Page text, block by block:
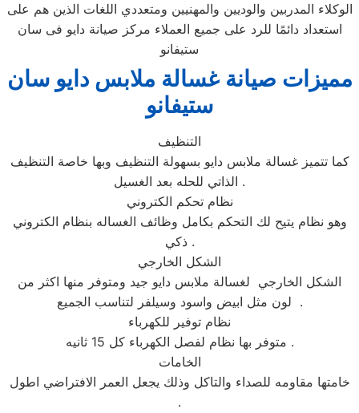
الوكلاء المدربين والوديين والمهنيين ومتعددي اللغات الذين هم على
استعداد دائمًا للرد على جميع العملاء مركز صيانة دايو فى سان
ستيفانو
مميزات صيانة غسالة ملابس دايو سان
ستيفانو
التنظيف
كما تتميز غسالة ملابس دايو بسهولة التنظيف وبها خاصة التنظيف
الذاتي للحله بعد الغسيل .
نظام تحكم الكتروني
وهو نظام يتيح لك التحكم بكامل وظائف الغساله بنظام الكتروني
ذكي .
الشكل الخارجي
الشكل الخارجي لغسالة ملابس دايو جيد ومتوفر منها اكثر من
لون مثل ابيض واسود وسيلفر لتناسب الجميع .
نظام توفير للكهرباء
متوفر بها نظام لفصل الكهرباء كل 15 ثانيه .
الخامات
خامتها مقاومه للصداء والتاكل وذلك يجعل العمر الافتراضي اطول
.